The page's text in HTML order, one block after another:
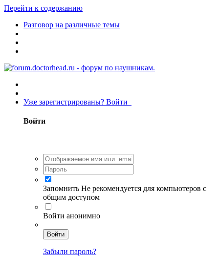
Перейти к содержанию
Разговор на различные темы
Уже зарегистрированы? Войти
Войти
Запомнить Не рекомендуется для компьютеров с
общим доступом
Войти анонимно
Войти
Забыли пароль?